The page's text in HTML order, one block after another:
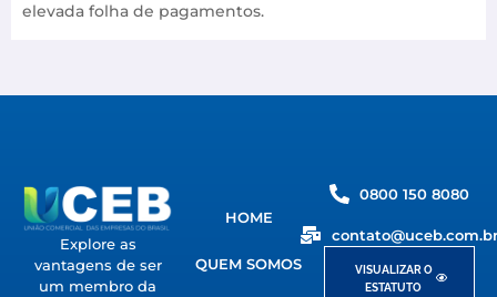
elevada folha de pagamentos.
Explore as
vantagens de ser
um membro da
HOME
QUEM SOMOS
0800 150 8080
contato@uceb.com.br
VISUALIZAR O
ESTATUTO